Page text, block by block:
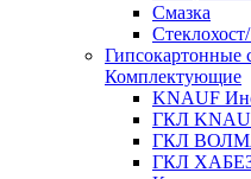
Смазка
Гипсокартонные
Комплектующие
KNAUF
ГКЛ
ГКЛ
ГКЛ